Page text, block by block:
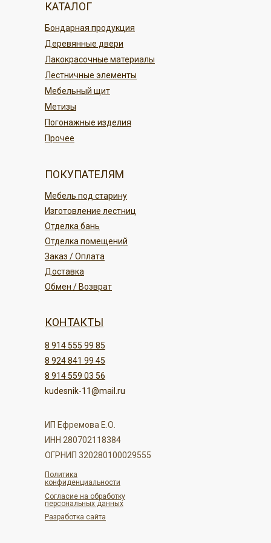
переводом
Безналичным платежом
ПОДРОБНЕЕ
Отделка бань
Изготовление лестниц
Мебель под старину
ПОКУПАТЕЛЯМ
Прочее
Метизы
Деревянные двери
Лакокрасочные материалы
Погонажные изделия
Мебельный щит
Лестничные элементы
Бондарная продукция
КАТАЛОГ
Политика
конфиденциальности
kudesnik-11@mail.ru
8 914 559 03 56
8 914 555 99 85
8 924 841 99 45
КОНТАКТЫ
Обмен / Возврат
Отделка помещений
Заказ / Оплата
Доставка
Разработка сайта
ОГРНИП 320280100029555
ИНН 280702118384
ИП Ефремова Е.О.
Согласие на обработку
персональных данных